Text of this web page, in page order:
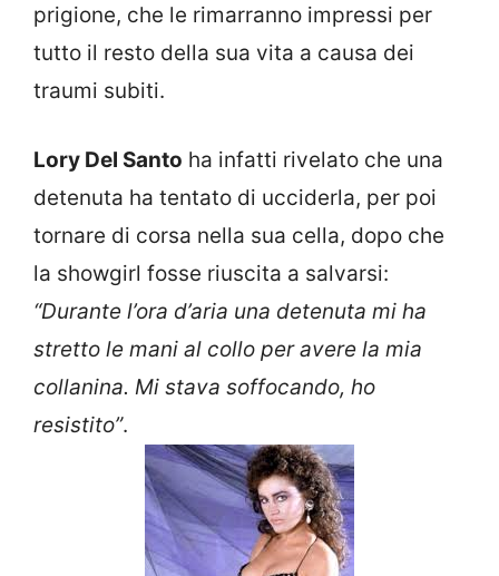
prigione, che le rimarranno impressi per
tutto il resto della sua vita a causa dei
traumi subiti.
Lory Del Santo ha infatti rivelato che una
detenuta ha tentato di ucciderla, per poi
tornare di corsa nella sua cella, dopo che
la showgirl fosse riuscita a salvarsi:
“Durante l’ora d’aria una detenuta mi ha
stretto le mani al collo per avere la mia
collanina. Mi stava soffocando, ho
resistito”.